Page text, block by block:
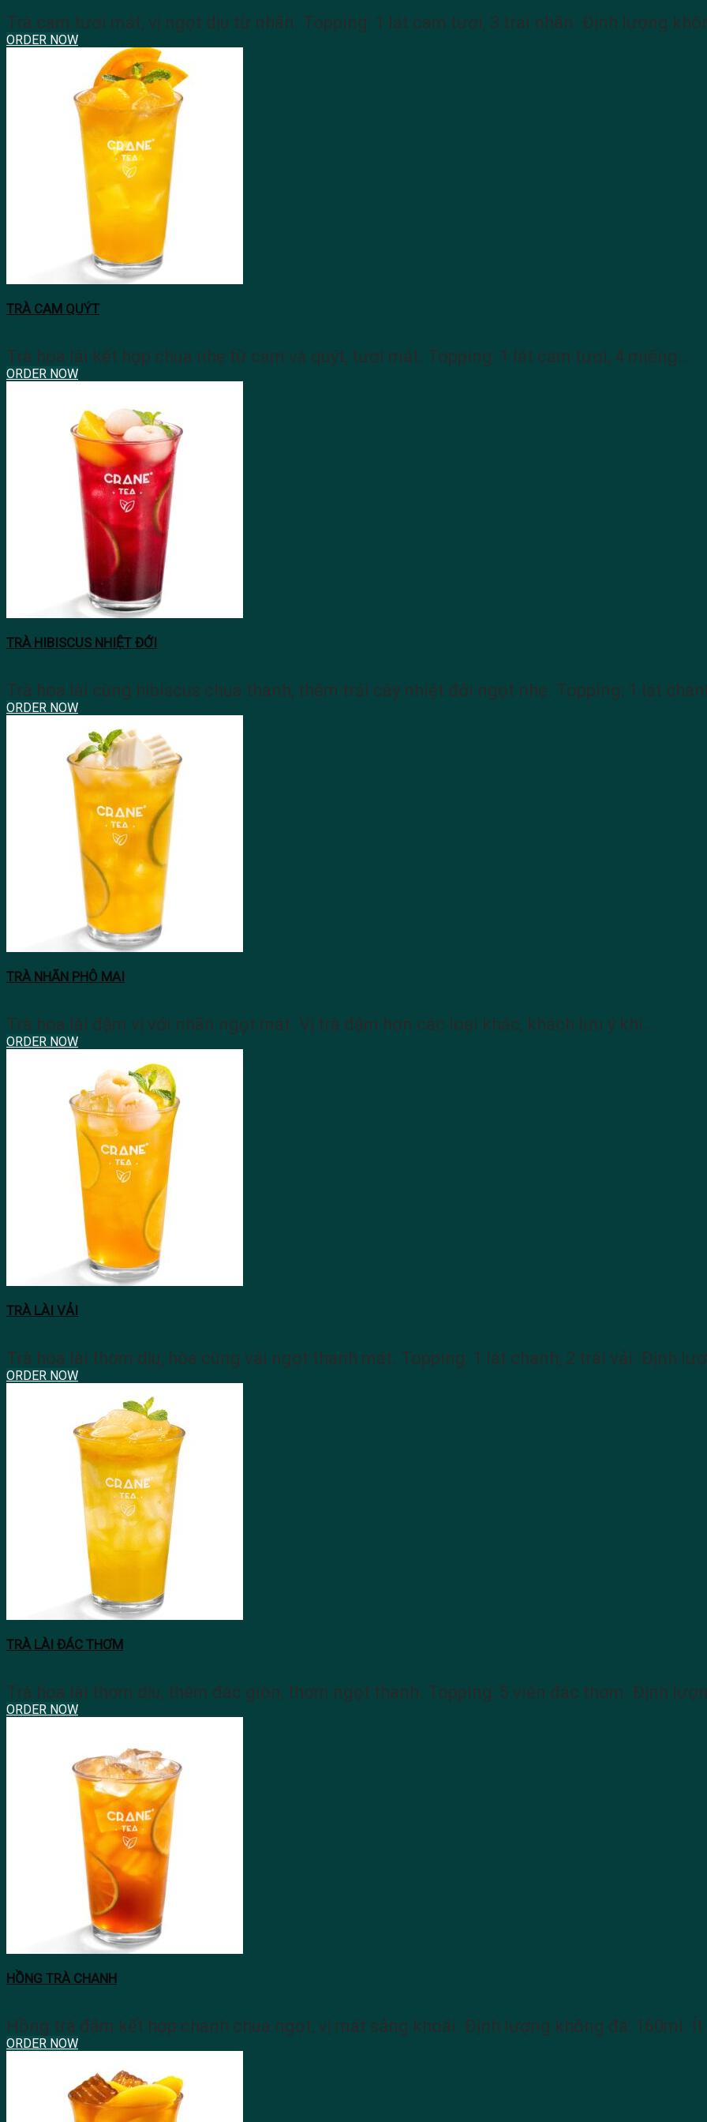
Trà cam tươi mát, vị ngọt dịu từ nhãn. Topping: 1 lát cam tươi, 3 trái nhãn. Định lượng
ORDER NOW
TRÀ CAM QUÝT
Trà hoa lài kết hợp chua nhẹ từ cam và quýt, tươi mát. Topping: 1 lát cam tươi, 4 miếng…
ORDER NOW
TRÀ HIBISCUS NHIỆT ĐỚI
Trà hoa lài cùng hibiscus chua thanh, thêm trái cây nhiệt đới ngọt nhẹ. Topping: 1 lát
ORDER NOW
TRÀ NHÃN PHÔ MAI
Trà hoa lài đậm vị với nhãn ngọt mát. Vị trà đậm hơn các loại khác, khách lưu ý khi…
ORDER NOW
TRÀ LÀI VẢI
Trà hoa lài thơm dịu, hòa cùng vải ngọt thanh mát. Topping: 1 lát chanh, 2 trái vải. Định
ORDER NOW
TRÀ LÀI ĐÁC THƠM
Trà hoa lài thơm dịu, thêm đác giòn, thơm ngọt thanh. Topping: 5 viên đác thơm. Định
ORDER NOW
HỒNG TRÀ CHANH
Hồng trà đậm kết hợp chanh chua ngọt, vị mát sảng khoái. Định lượng không đá: 160ml.
ORDER NOW